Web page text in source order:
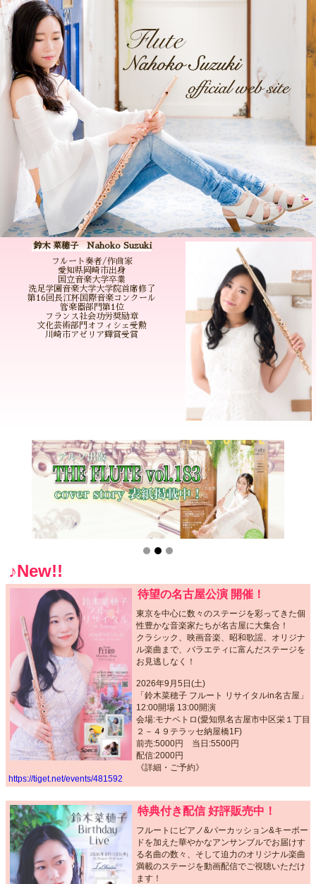
鈴木 菜穂子 Nahoko Suzuki
フルート奏者/作曲家
愛知県岡崎市出身
国立音楽大学卒業
洗足学園音楽大学大学院首席修了
第16回長江杯国際音楽コンクール
管楽器部門第1位
フランス社会功労奨励章
文化芸術部門オフィシェ受勲
川崎市アゼリア輝賞受賞
♪New!!
待望の名古屋公演 開催！
東京を中心に数々のステージを彩ってきた個
性豊かな音楽家たちが名古屋に大集合！
クラシック、映画音楽、昭和歌謡、オリジナ
ル楽曲まで、バラエティに富んだステージを
お見逃しなく！
2026年9月5日(土)
「鈴木菜穂子 フルート リサイタルin名古屋」
12:00開場 13:00開演
会場:モナペトロ(愛知県名古屋市中区栄１丁目
２－４９テラッセ納屋橋1F)
前売:5000円 当日:5500円
配信:2000円
《詳細・ご予約》
https://tiget.net/events/481592
特典付き配信 好評販売中！
フルートにピアノ&パーカッション&キーボー
ドを加えた華やかなアンサンブルでお届けす
る名曲の数々、そして迫力のオリジナル楽曲
満載のステージを動画配信でご視聴いただけ
ます！